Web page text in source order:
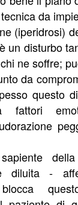
da
(iperidrosi)
un disturbo
ne soffre;
da
questo
fattori
diluita -